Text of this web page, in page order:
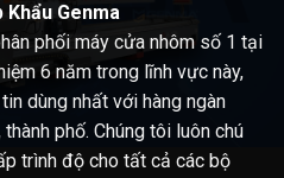
Khẩu Genma
phối máy cửa nhôm số 1 tại
6 năm trong lĩnh vực này,
dùng nhất với hàng ngàn
phố. Chúng tôi luôn chú
trình độ cho tất cả các bộ